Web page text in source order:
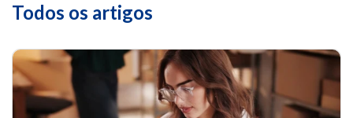
Todos os artigos